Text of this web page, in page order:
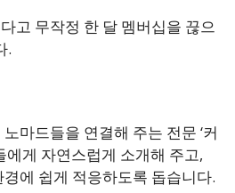
고 무작정 한 달 멤버십을 끊으
.
마드들을 연결해 주는 전문 ‘커
에게 자연스럽게 소개해 주고,
에 쉽게 적응하도록 돕습니다.